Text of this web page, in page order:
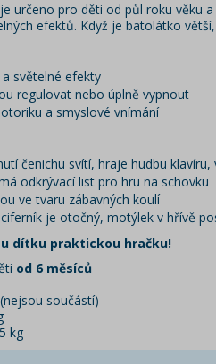
je určeno pro děti od půl roku věku
efektů. Když je batolátko
světelné efekty
regulovat nebo úplně vypnout
a smyslové vnímání
čenichu svítí, hraje hudbu klavíru,
odkrývací list pro hru na schovku
ve tvaru zábavných koulí
je otočný, motýlek v hřívě
dítku praktickou hračku!
od 6 měsíců
součástí)
kg